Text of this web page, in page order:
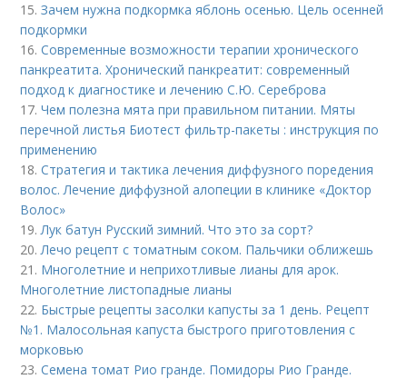
15.Зачем нужна подкормка яблонь осенью. Цель осенней
подкормки
16.Современные возможности терапии хронического
панкреатита. Хронический панкреатит: современный
подход к диагностике и лечению С.Ю. Сереброва
17.Чем полезна мята при правильном питании. Мяты
перечной листья Биотест фильтр-пакеты : инструкция по
применению
18.Стратегия и тактика лечения диффузного поредения
волос. Лечение диффузной алопеции в клинике «Доктор
Волос»
19. Лук батун Русский зимний. Что это за сорт?
20. Лечо рецепт с томатным соком. Пальчики оближешь
21. Многолетние и неприхотливые лианы для арок.
Многолетние листопадные лианы
22. Быстрые рецепты засолки капусты за 1 день. Рецепт
№1. Малосольная капуста быстрого приготовления с
морковью
23.Семена томат Рио гранде. Помидоры Рио Гранде.